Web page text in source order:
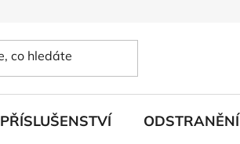
PŘÍSLUŠENSTVÍ ODSTRANĚNÍ